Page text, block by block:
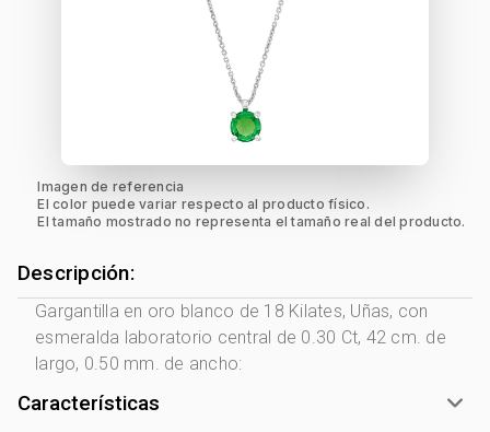
Imagen de referencia
El color puede variar respecto al producto físico.
El tamaño mostrado no representa el tamaño real del producto.
Descripción:
Gargantilla en oro blanco de 18 Kilates, Uñas, con
esmeralda laboratorio central de 0.30 Ct, 42 cm. de
largo, 0.50 mm. de ancho:
Características